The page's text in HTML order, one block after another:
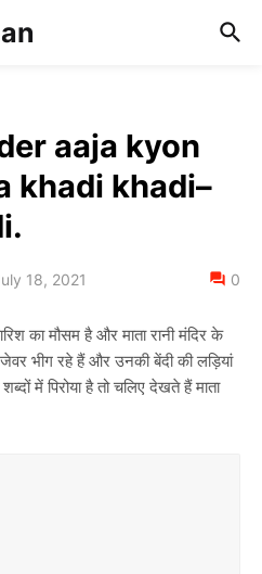
aaja kyon
khadi khadi–
18, 2021 0
का मौसम है और माता रानी मंदिर के
भीग रहे हैं और उनकी बेंदी की लड़ियां
में पिरोया है तो चलिए देखते हैं माता